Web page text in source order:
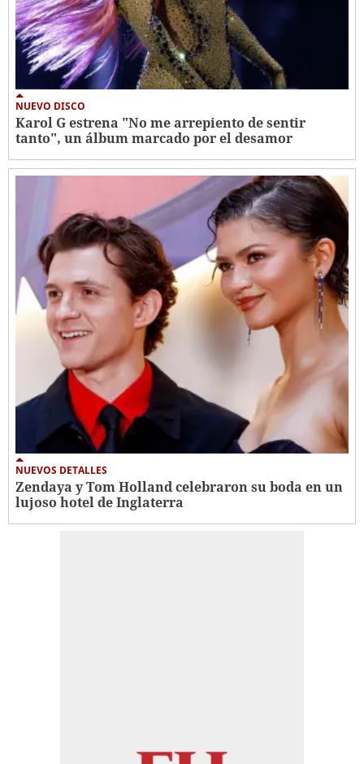
NUEVO DISCO
Karol G estrena "No me arrepiento de sentir
tanto", un álbum marcado por el desamor
NUEVOS DETALLES
Zendaya y Tom Holland celebraron su boda en un
lujoso hotel de Inglaterra